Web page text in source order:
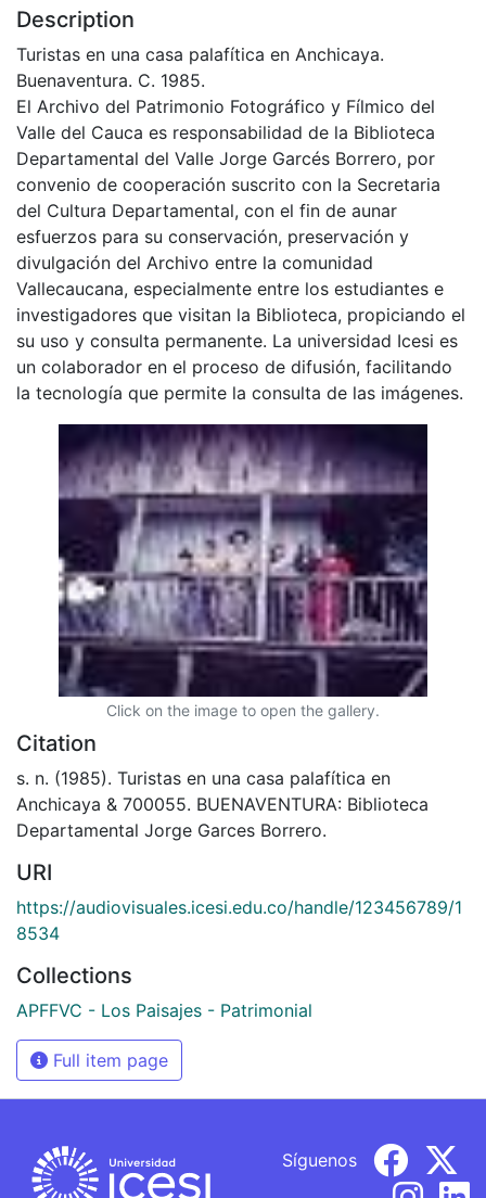
Description
Turistas en una casa palafítica en Anchicaya.
Buenaventura. C. 1985.
El Archivo del Patrimonio Fotográfico y Fílmico del
Valle del Cauca es responsabilidad de la Biblioteca
Departamental del Valle Jorge Garcés Borrero, por
convenio de cooperación suscrito con la Secretaria
del Cultura Departamental, con el fin de aunar
esfuerzos para su conservación, preservación y
divulgación del Archivo entre la comunidad
Vallecaucana, especialmente entre los estudiantes e
investigadores que visitan la Biblioteca, propiciando el
su uso y consulta permanente. La universidad Icesi es
un colaborador en el proceso de difusión, facilitando
la tecnología que permite la consulta de las imágenes.
Click on the image to open the gallery.
Citation
s. n. (1985). Turistas en una casa palafítica en
Anchicaya & 700055. BUENAVENTURA: Biblioteca
Departamental Jorge Garces Borrero.
URI
https://audiovisuales.icesi.edu.co/handle/123456789/1
8534
Collections
APFFVC - Los Paisajes - Patrimonial
Full item page
Síguenos